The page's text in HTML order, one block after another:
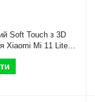
Soft Touch з 3D
Xiaomi Mi 11 Lite
камери)